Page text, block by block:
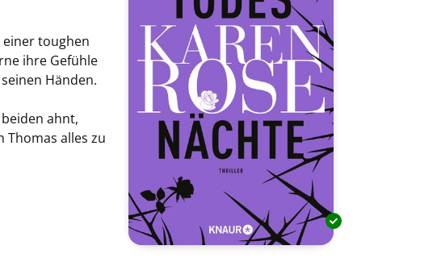
einer toughen
ihre Gefühle
Händen.
ahnt,
Thomas alles zu